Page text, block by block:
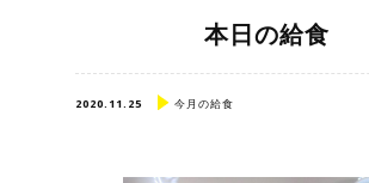
本日の給食
2020.11.25 今月の給食